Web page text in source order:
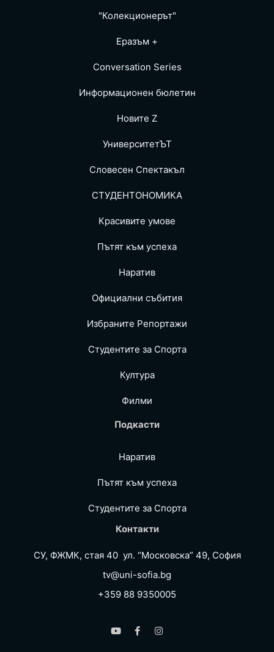
"Колекционерът"
Еразъм +
Conversation Series
Информационен бюлетин
Новите Z
УниверситетЪТ
Словесен Спектакъл
СТУДЕНТОНОМИКА
Красивите умове
Пътят към успеха
Наратив
Официални събития
Избраните Репoртажи
Студентите за Спортa
Култура
Филми
Подкасти
Наратив
Пътят към успеха
Студентите за Спортa
Контакти
СУ, ФЖМК, стая 40 ул. “Московска” 49, София
tv@uni-sofia.bg
+359 88 9350005